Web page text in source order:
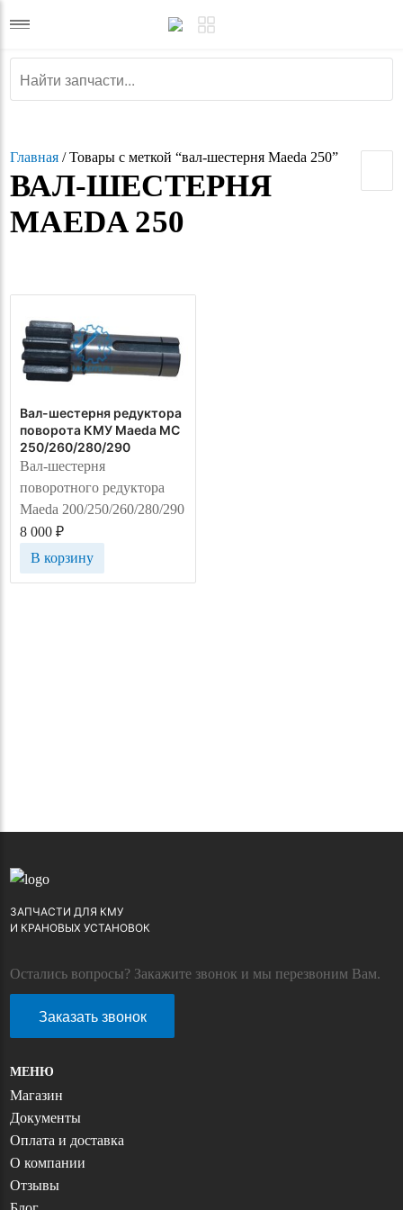
Главная / Товары с меткой “вал-шестерня Maeda 250”
ВАЛ-ШЕСТЕРНЯ
MAEDA 250
Вал-шестерня редуктора
поворота КМУ Maeda MC
250/260/280/290
Вал-шестерня
поворотного редуктора
Maeda 200/250/260/280/290
8 000₽
В корзину
ЗАПЧАСТИ ДЛЯ КМУ
И КРАНОВЫХ УСТАНОВОК
МЕНЮ
Магазин
Документы
Оплата и доставка
О компании
Отзывы
Остались вопросы? Закажите звонок и мы перезвоним Вам.
Заказать звонок